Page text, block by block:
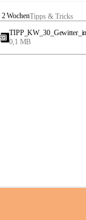
WochenTipps & Tricks
0,1 MB